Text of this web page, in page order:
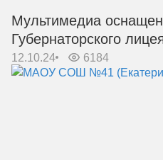
Мультимедиа
Губернаторского
12.10.24 6184